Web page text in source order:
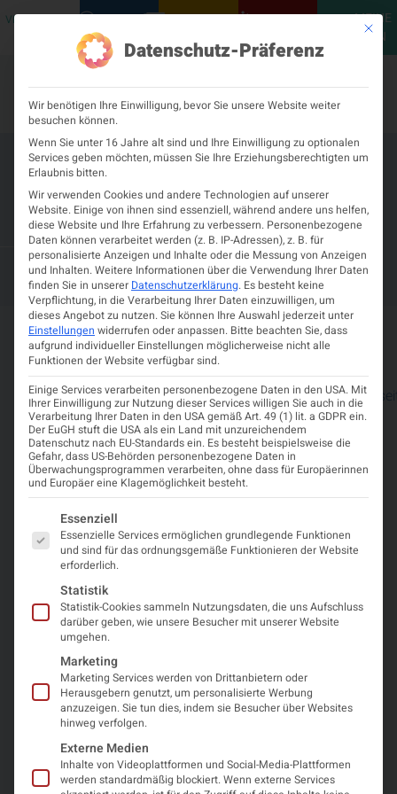
VERANSTALTUNGENPODCASTS NEUROLOGISCH KONTAKT
MEINE
ÖGN
MMA Embolization Techniques &
Surgical Perspectives from Scalpel
to Microcatheter
15. SEPTEMBER 2026 – 16. SEPTEMBER 2026
TH ROMA - CARPEGNA PALACE HOTEL
Details zur Veranstaltung
Zeit und
Ort
15.
September
2026
–
16.
September
2026
TH Roma
-
Carpegna
Palace
Hotel
Via
Aurelia,
481,
00165
Roma
Italien
Veranstalter
European Association of Neurosurgical Societies
(EANS)
Was Sie erwartet
Ein zweitägige Veranstaltung Schlulungskurs über
Theoretische Grundlagen zur Pathophysiologie und
zu den Indikationen für eine Operation und eine
MMA-Embolisation, mit anschließenden praktischen
Übungen mit Simulatoren und realistischen
Szenarien.
Mit
Datenschutz-Präferenz
Wir benötigen Ihre Einwilligung, bevor Sie unsere Website weiter
besuchen können.
Wenn Sie unter 16 Jahre alt sind und Ihre Einwilligung zu optionalen
Services geben möchten, müssen Sie Ihre Erziehungsberechtigten um
Erlaubnis bitten.
Wir verwenden Cookies und andere Technologien auf unserer
Website. Einige von ihnen sind essenziell, während andere uns helfen,
diese Website und Ihre Erfahrung zu verbessern. Personenbezogene
Daten können verarbeitet werden (z. B. IP-Adressen), z. B. für
personalisierte Anzeigen und Inhalte oder die Messung von Anzeigen
und Inhalten.Weitere Informationen über die Verwendung Ihrer Daten
finden Sie in unserer Datenschutzerklärung. Es besteht keine
Verpflichtung, in die Verarbeitung Ihrer Daten einzuwilligen, um
dieses Angebot zu nutzen.Sie können Ihre Auswahl jederzeit unter
Einstellungen widerrufen oder anpassen. Bitte beachten Sie, dass
aufgrund individueller Einstellungen möglicherweise nicht alle
Funktionen der Website verfügbar sind.
Einige Services verarbeiten personenbezogene Daten in den USA. Mit
Ihrer Einwilligung zur Nutzung dieser Services willigen Sie auch in die
Verarbeitung Ihrer Daten in den USA gemäß Art. 49 (1) lit. a GDPR ein.
Der EuGH stuft die USA als ein Land mit unzureichendem
Datenschutz nach EU-Standards ein. Es besteht beispielsweise die
Gefahr, dass US-Behörden personenbezogene Daten in
Überwachungsprogrammen verarbeiten, ohne dass für Europäerinnen
und Europäer eine Klagemöglichkeit besteht.
Es folgt eine Liste der Service-Gruppen, für die eine
Essenziell
Essenzielle Services ermöglichen grundlegende Funktionen
und sind für das ordnungsgemäße Funktionieren der Website
erforderlich.
Statistik
Statistik-Cookies sammeln Nutzungsdaten, die uns Aufschluss
darüber geben, wie unsere Besucher mit unserer Website
umgehen.
Marketing
Marketing Services werden von Drittanbietern oder
Herausgebern genutzt, um personalisierte Werbung
anzuzeigen. Sie tun dies, indem sie Besucher über Websites
hinweg verfolgen.
Externe Medien
Inhalte von Videoplattformen und Social-Media-Plattformen
werden standardmäßig blockiert. Wenn externe Services